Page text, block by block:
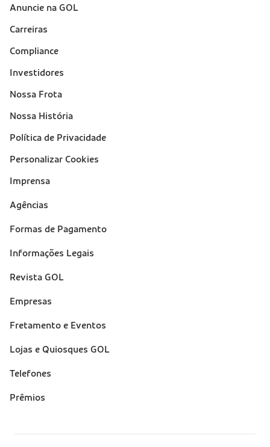
Sobre a Gol (footer)
Anuncie na GOL
Carreiras
Compliance
Investidores
Nossa Frota
Nossa História
Política de Privacidade
Personalizar Cookies
Imprensa
Suporte
Agências
Formas de Pagamento
Informações Legais
Revista GOL
Empresas
Fretamento e Eventos
Lojas e Quiosques GOL
Telefones
Prêmios